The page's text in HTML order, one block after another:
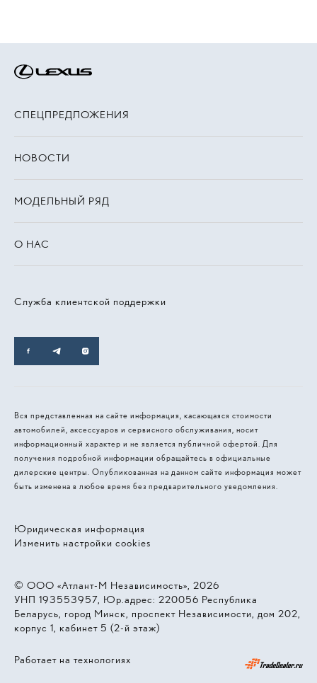
Служба клиентской поддержки
СПЕЦПРЕДЛОЖЕНИЯ
НОВОСТИ
МОДЕЛЬНЫЙ РЯД
О НАС
Вся представленная на сайте информация, касающаяся стоимости
автомобилей, аксессуаров и сервисного обслуживания, носит
информационный характер и не является публичной офертой. Для
получения подробной информации обращайтесь в официальные
дилерские центры. Опубликованная на данном сайте информация может
быть изменена в любое время без предварительного уведомления.
© 2026, ООО «Атлант-М Независимость»
УНП 193553957, Юр.адрес: 220056 Республика
Беларусь, город Минск, проспект Независимости, дом 202,
корпус 1, кабинет 5 (2-й этаж)
Юридическая информация
Изменить настройки cookies
Работает на технологиях